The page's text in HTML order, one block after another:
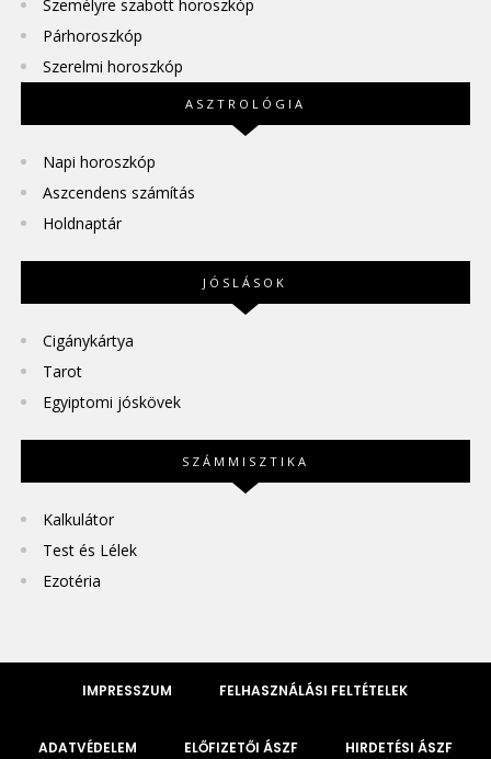
Személyre szabott horoszkóp
Párhoroszkóp
Szerelmi horoszkóp
ASZTROLÓGIA
Napi horoszkóp
Aszcendens számítás
Holdnaptár
JÓSLÁSOK
Cigánykártya
Tarot
Egyiptomi jóskövek
SZÁMMISZTIKA
Kalkulátor
Test és Lélek
Ezotéria
IMPRESSZUM FELHASZNÁLÁSI FELTÉTELEK
ADATVÉDELEM ELŐFIZETŐI ÁSZF HIRDETÉSI ÁSZF